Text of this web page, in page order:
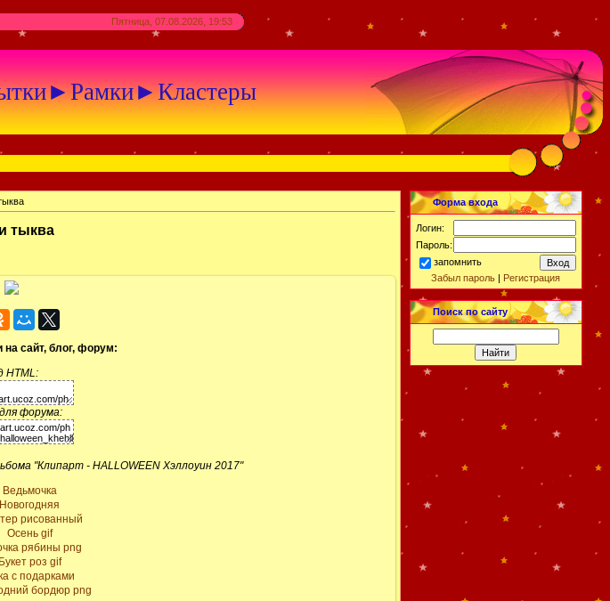
Пятница, 07.08.2026, 19:53
тыква
на сайт, блог, форум:
HTML:
форума:
"Клипарт - HALLOWEEN Хэллоуин 2017"
Ведьмочка
Новогодняя
рисованный
Осень gif
рябины png
Букет роз gif
с подарками
бордюр png
Форма входа
Логин:
Пароль:
запомнить
Забыл пароль | Регистрация
Поиск по сайту